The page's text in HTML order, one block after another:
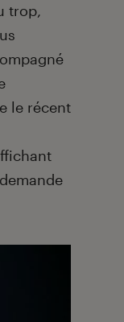
trop,
le récent